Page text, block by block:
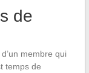
de
membre qui
temps de